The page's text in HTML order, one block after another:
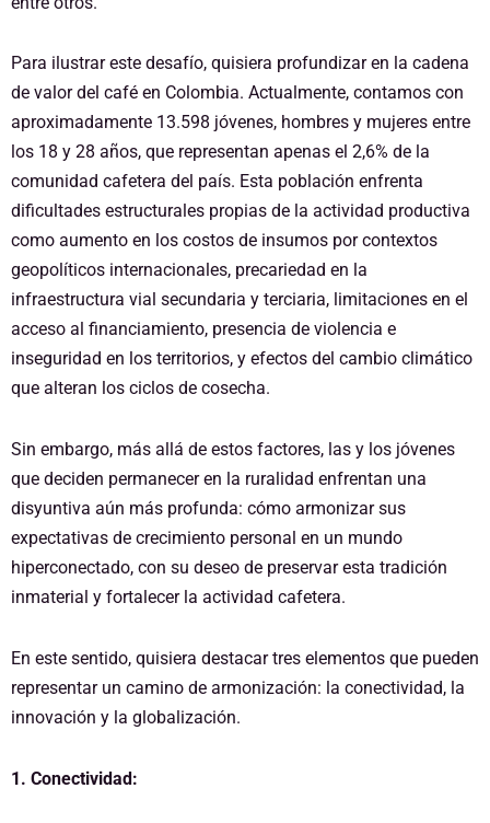
Para ilustrar este desafío, quisiera profundizar en la cadena
de valor del café en Colombia. Actualmente, contamos con
aproximadamente 13.598 jóvenes, hombres y mujeres entre
los 18 y 28 años, que representan apenas el 2,6% de la
comunidad cafetera del país. Esta población enfrenta
dificultades estructurales propias de la actividad productiva
como aumento en los costos de insumos por contextos
geopolíticos internacionales, precariedad en la
infraestructura vial secundaria y terciaria, limitaciones en el
acceso al financiamiento, presencia de violencia e
inseguridad en los territorios, y efectos del cambio climático
que alteran los ciclos de cosecha.
Sin embargo, más allá de estos factores, las y los jóvenes
que deciden permanecer en la ruralidad enfrentan una
disyuntiva aún más profunda: cómo armonizar sus
expectativas de crecimiento personal en un mundo
hiperconectado, con su deseo de preservar esta tradición
inmaterial y fortalecer la actividad cafetera.
En este sentido, quisiera destacar tres elementos que pueden
representar un camino de armonización: la conectividad, la
innovación y la globalización.
1. Conectividad: